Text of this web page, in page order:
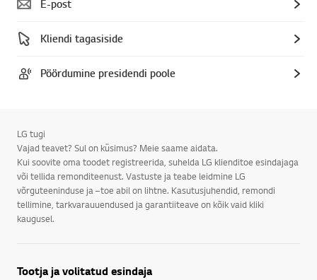
E-post
Kliendi tagasiside
Pöördumine presidendi poole
LG tugi
Vajad teavet? Sul on küsimus? Meie saame aidata.
Kui soovite oma toodet registreerida, suhelda LG klienditoe esindajaga
või tellida remonditeenust. Vastuste ja teabe leidmine LG
võrguteeninduse ja –toe abil on lihtne. Kasutusjuhendid, remondi
tellimine, tarkvarauuendused ja garantiiteave on kõik vaid kliki
kaugusel.
Tootja ja volitatud esindaja